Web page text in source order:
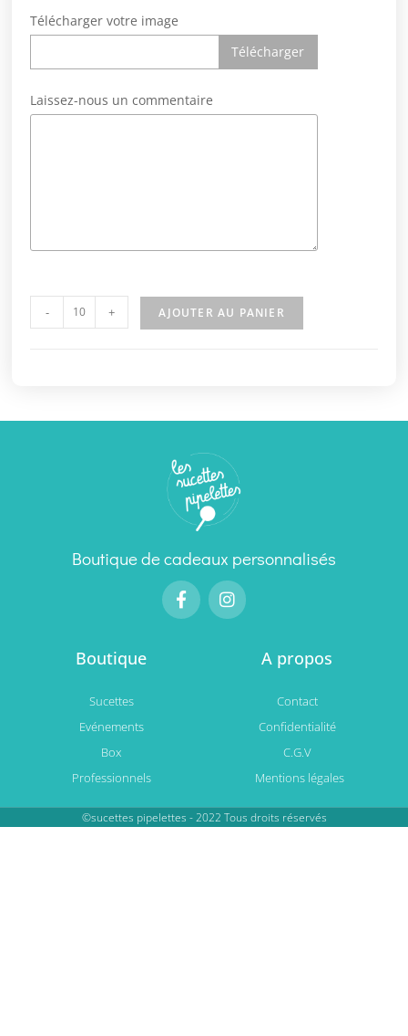
Télécharger votre image
Télécharger
Laissez-nous un commentaire
- + AJOUTER AU PANIER
Boutique de cadeaux personnalisés
Boutique
Sucettes
Evénements
Box
Professionnels
A propos
Contact
Confidentialité
C.G.V
Mentions légales
©sucettes pipelettes - 2022 Tous droits réservés